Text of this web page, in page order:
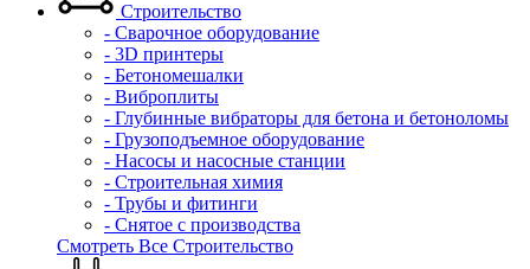
Строительство
- Сварочное оборудование
- 3D принтеры
- Бетономешалки
- Виброплиты
- Глубинные вибраторы для бетона и бетоноломы
- Грузоподъемное оборудование
- Насосы и насосные станции
- Строительная химия
- Трубы и фитинги
- Снятое с производства
Смотреть Все Строительство